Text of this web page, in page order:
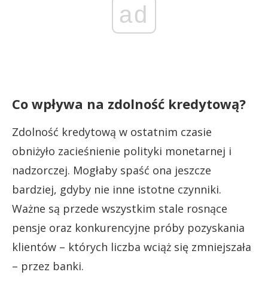
ad
Co wpływa na zdolność kredytową?
Zdolność kredytową w ostatnim czasie
obniżyło zacieśnienie polityki monetarnej i
nadzorczej. Mogłaby spaść ona jeszcze
bardziej, gdyby nie inne istotne czynniki.
Ważne są przede wszystkim stale rosnące
pensje oraz konkurencyjne próby pozyskania
klientów – których liczba wciąż się zmniejszała
– przez banki.